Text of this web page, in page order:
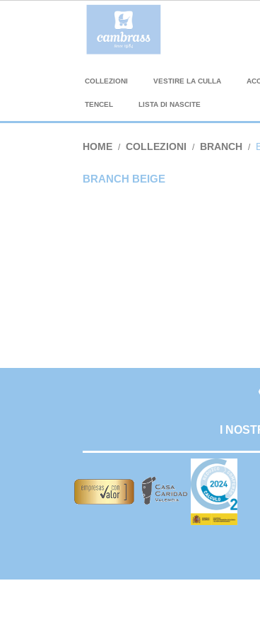
COLLEZIONI VESTIRE LA CULLA
TENCEL LISTA DI NASCITE
HOME COLLEZIONI BRANCH
BRANCH BEIGE
I